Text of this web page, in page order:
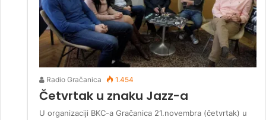
Radio Gračanica 1.454
Četvrtak u znaku Jazz-a
U organizaciji BKC-a Gračanica 21.novembra (četvrtak) u